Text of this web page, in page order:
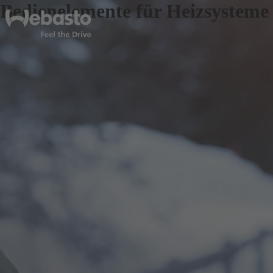
Bedienelemente für Heizsysteme